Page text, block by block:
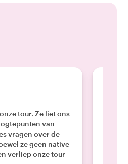
tour. Ze liet ons
van
vragen over de
ze geen native
verliep onze tour